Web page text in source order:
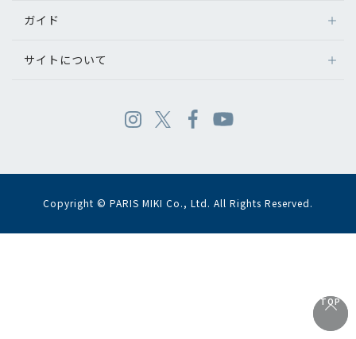
TOP
TOP
ガイド
サイトについて
Copyright © PARIS MIKI Co., Ltd. All Rights Reserved.